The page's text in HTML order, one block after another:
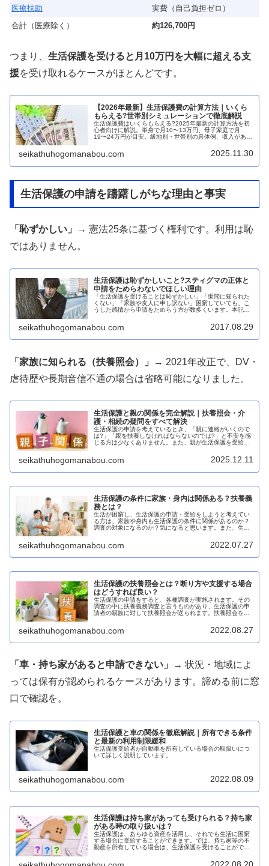
医療扶助
実費（自己負担ゼロ）
合計（医療除く）
約126,700円
つまり、 生活保護を受けると月10万円を大幅に超える支
援を受け取れるケースがほとんどです。
【2026年最新】生活保護費の計算方法｜いくら
もらえる?世帯別シミュレーションで徹底解説
生活保護費はいくらもらえる?2025年最新の計算方法を初
心者向けに解説。単身で月10〜13万円、母子家庭で月
19〜24万円が目安。級地別・世帯別の具体例、収入がある
seikathuhogomanabou.com 2025.11.30
生活保護の申請を躊躇しがちな理由と事実
「恥ずかしい」→ 憲法25条に基づく権利です。利用は恥
ではありません。
生活保護は恥ずかしいこと?スティグマの正体と
申請をためらわないでほしい理由
「生活保護を受けることは恥ずかしい」「世間に知られた
くない」「家族や友人に申し訳ない」困窮していても、こ
うした感情から申請をためらう方が数多くいます。本記事
seikathuhogomanabou.com 2017.08.29
「家族に知られる（扶養照会）」→ 2021年改正で、DV・
虐待歴や長期音信不通の場合は省略可能になりました。
生活保護と親の関係を完全解説｜扶養照会・介
護・相続の疑問をすべて解決
生活保護の申請を考えているとき、「親に連絡がいくので
は?」「親を扶養しなければならないのでは?」と不安を感
じる方は少なくありません。また、親が生活保護を受給し
seikathuhogomanabou.com 2025.12.11
生活保護の条件に家族・身内は関係ある？扶養義
務とは？
生活が困窮し、生活保護の申請・受給をしようと考えてい
る方は、家族や身内も生活保護の条件に関係があるのか？
調査の対象になるのか？気になると思います。また、生活
seikathuhogomanabou.com 2022.07.27
生活保護の扶養照会とは？断り方や支援する場合
はどうすれば良い？
生活保護の申請をすると、各種調査が実施されます。その
調査の中に扶養義務調査と言うものがあり、生活保護の申
請者の親族に対して扶養照会が送られます。扶養照会を送
seikathuhogomanabou.com 2022.08.27
「車・持ち家があると申請できない」→ 状況・地域によ
っては保有が認められるケースがあります。諦める前に窓
口で確認を。
生活保護と車の関係を徹底解説｜所有できる条件
と最新の利用制限緩和
生活保護受給者が自動車を所有している場合の取扱いにつ
いて詳しく説明しています。
seikathuhogomanabou.com 2022.08.09
生活保護は持ち家があっても受けられる？持ち家
がある時の取り扱いは？
生活保護は、あらゆる資産を活用し、それでも生活に困窮
する場合に受給することができます。では、持ち家等の不
動産を所有している場合は、生活保護を受けることができ